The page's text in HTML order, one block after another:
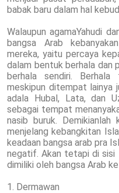
babak baru dalam hal
Walaupun agamaYahudi
bangsa Arab
mereka, yaitu percaya
dalam bentuk berhala dan
berhala sendiri. Berhala
meskipun ditempat lainya
adala Hubal, Lata, dan
sebagai tempat
nasib buruk. Demikianlah
menjelang kebangkitan
keadaan bangsa arab pra
negatif. Akan tetapi di sisi
dimiliki oleh bangsa Arab
1. Dermawan